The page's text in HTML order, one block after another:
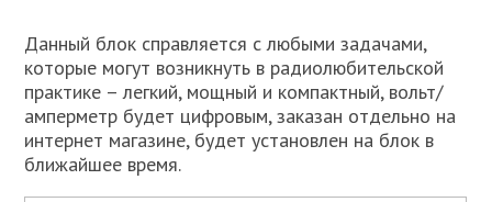
Данный блок справляется с любыми задачами,
которые могут возникнуть в радиолюбительской
практике – легкий, мощный и компактный, вольт/
амперметр будет цифровым, заказан отдельно на
интернет магазине, будет установлен на блок в
ближайшее время.